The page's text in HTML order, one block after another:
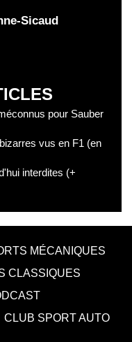
Sicaud
pour Sauber
vus en F1 (en
interdites (+
MÉCANIQUES
CLASSIQUES
CLUB SPORT AUTO